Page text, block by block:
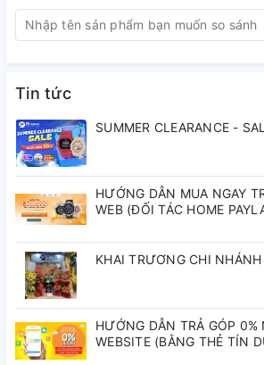
🎩Thiết kế sang trọng:Mạ vàng
hợp với phong cách thanh lịch.
💦Chống nước 10ATM:
🕰Bộ máy Nhật Bản:Chính xác và
gian.
THÔNG SỐ KỸ THUẬT
Mã Sản Phẩm : BM7262-57A
Thương hiệu: Citizen Xuất
Nam Kháng
Tin tức
SUMMER CLEARANCE -
HƯỚNG DẪN MUA NGAY
WEB (ĐỐI TÁC HOME
KHAI TRƯƠNG CHI
HƯỚNG DẪN TRẢ GÓP 0%
WEBSITE (BẰNG THẺ TÍN